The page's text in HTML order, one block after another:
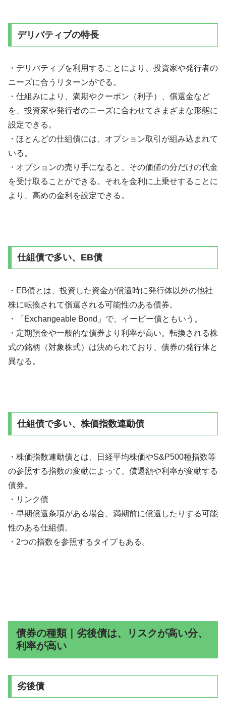
デリバティブの特長
・デリバティブを利用することにより、投資家や発行者の
ニーズに合うリターンがでる。
・仕組みにより、満期やクーポン（利子）、償還金など
を、投資家や発行者のニーズに合わせてさまざまな形態に
設定できる。
・ほとんどの仕組債には、オプション取引が組み込まれて
いる。
・オプションの売り手になると、その価値の分だけの代金
を受け取ることができる。それを金利に上乗せすることに
より、高めの金利を設定できる。
仕組債で多い、EB債
・EB債とは、投資した資金が償還時に発行体以外の他社
株に転換されて償還される可能性のある債券。
・「Exchangeable Bond」で、イービー債ともいう。
・定期預金や一般的な債券より利率が高い。転換される株
式の銘柄（対象株式）は決められており、債券の発行体と
異なる。
仕組債で多い、株価指数連動債
・株価指数連動債とは、日経平均株価やS&P500種指数等
の参照する指数の変動によって、償還額や利率が変動する
債券。
・リンク債
・早期償還条項がある場合、満期前に償還したりする可能
性のある仕組債。
・2つの指数を参照するタイプもある。
債券の種類｜劣後債は、リスクが高い分、
利率が高い
劣後債